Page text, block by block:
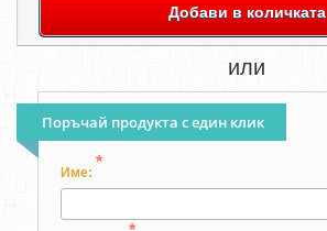
Добави в количката
или
Поръчай продукта с един клик
Име:
*